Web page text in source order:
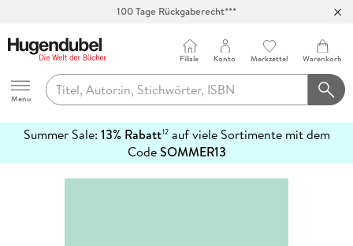
100 Tage Rückgaberecht***
Hugendubel
Menu
Filiale Konto Merkzettel Warenkorb
Summer Sale: 13% Rabatt12auf viele Sortimente mit dem
CodeSOMMER13
erfahren